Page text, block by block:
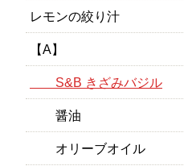
レモンの絞り汁
【A】
S&B きざみバジル
醤油
オリーブオイル